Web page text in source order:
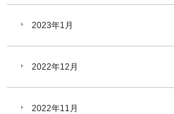
2023年1月
2022年12月
2022年11月